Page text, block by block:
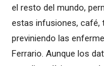
el resto del mundo,
estas infusiones, café,
previniendo las
Ferrario. Aunque los